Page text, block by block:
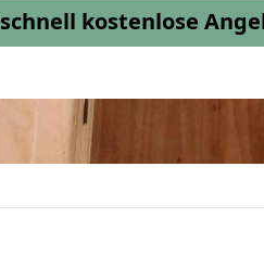
kostenlose